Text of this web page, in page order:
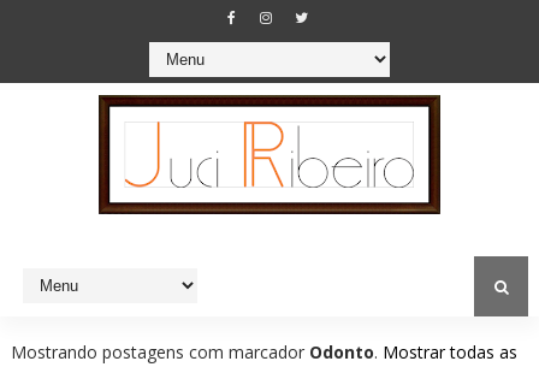
Mostrando postagens com marcador Odonto. Mostrar todas as